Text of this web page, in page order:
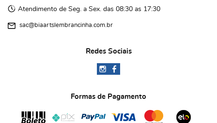
Atendimento de Seg. a Sex. das 08:30 as 17:30
sac@biaartslembrancinha.com.br
Redes Sociais
Formas de Pagamento